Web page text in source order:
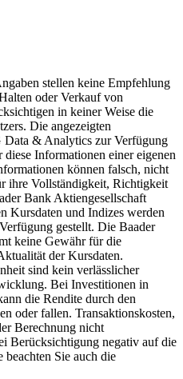
stellen keine Empfehlung
oder Verkauf von
in keiner Weise die
Die angezeigten
& Analytics zur Verfügung
Informationen einer eigenen
können falsch, nicht
ihre Vollständigkeit, Richtigkeit
Bank Aktiengesellschaft
Kursdaten und Indizes werden
gestellt. Die Baader
keine Gewähr für die
der Kursdaten.
sind kein verlässlicher
Bei Investitionen in
die Rendite durch den
oder fallen. Transaktionskosten,
Berechnung nicht
Berücksichtigung negativ auf die
Sie auch die